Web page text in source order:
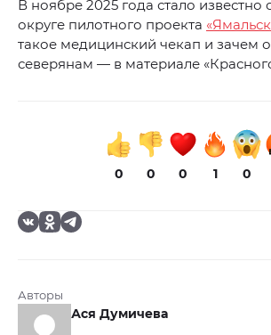
В ноябре 2025 года стало известно
округе пилотного проекта
такое медицинский чекап и зачем
северянам — в материале
0 0 0 1 0
Авторы
Ася Думичева